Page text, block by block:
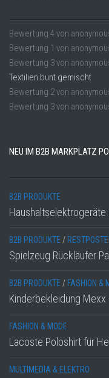
Bewertung 4 von
Bewertung 1 von
Bewertung 3von
Textilien bunt gemischt
Bewertung 2von
Bewertung 3von
NEU IM B2B MARKPLATZ
B2B PRODUKTE
Haushaltselektrogeräte
B2B PRODUKTE /
Spielzeug Rückläufer
B2B PRODUKTE / FASHION &
Kinderbekleidung
FASHION & MODE
Lacoste Poloshirt für
MULTIMEDIA & ELEKTRO